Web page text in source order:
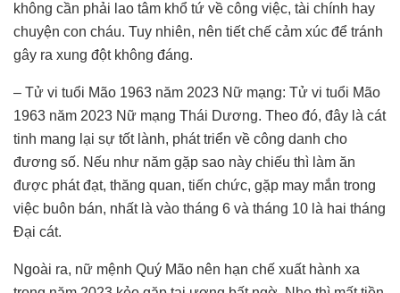
không cần phải lao tâm khổ tứ về công việc, tài chính hay
chuyện con cháu. Tuy nhiên, nên tiết chế cảm xúc để tránh
gây ra xung đột không đáng.
– Tử vi tuổi Mão 1963 năm 2023 Nữ mạng: Tử vi tuổi Mão
1963 năm 2023 Nữ mạng Thái Dương. Theo đó, đây là cát
tinh mang lại sự tốt lành, phát triển về công danh cho
đương số. Nếu như năm gặp sao này chiếu thì làm ăn
được phát đạt, thăng quan, tiến chức, gặp may mắn trong
việc buôn bán, nhất là vào tháng 6 và tháng 10 là hai tháng
Đại cát.
Ngoài ra, nữ mệnh Quý Mão nên hạn chế xuất hành xa